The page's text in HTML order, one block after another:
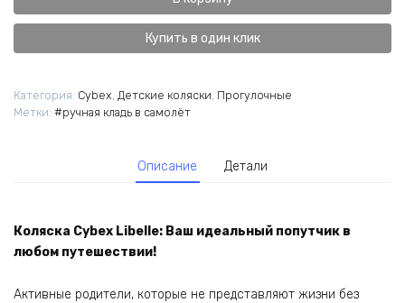
Cybex
Libelle
Купить в один клик
Категория: Cybex Детские коляски Прогулочные
Метки: #ручная кладь в самолёт
Описание Детали
Коляска Cybex Libelle: Ваш идеальный попутчик в
любом путешествии!
Активные родители, которые не представляют жизни без